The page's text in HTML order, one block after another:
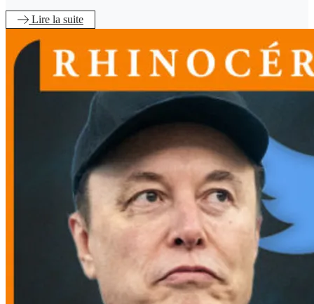
Lire la suite